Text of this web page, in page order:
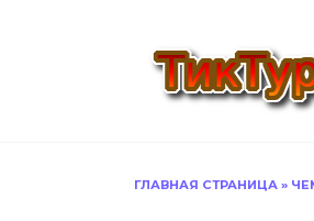
ГЛАВНАЯ СТРАНИЦА »